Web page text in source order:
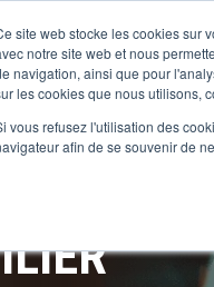
site web stocke les cookies sur
notre site web et nous
navigation, ainsi que pour
les cookies que nous utilisons,
vous refusez l'utilisation des
afin de se souvenir de